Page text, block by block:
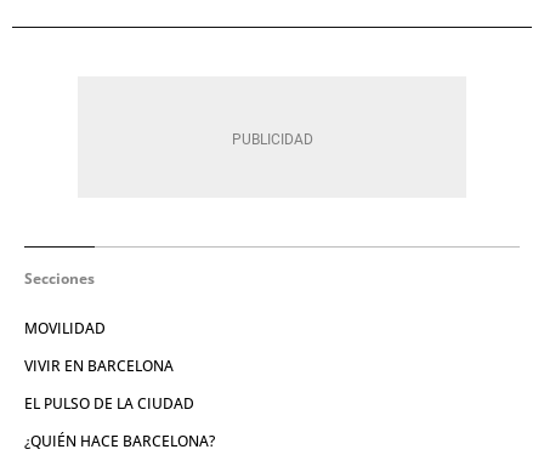
Secciones
MOVILIDAD
VIVIR EN BARCELONA
EL PULSO DE LA CIUDAD
¿QUIÉN HACE BARCELONA?